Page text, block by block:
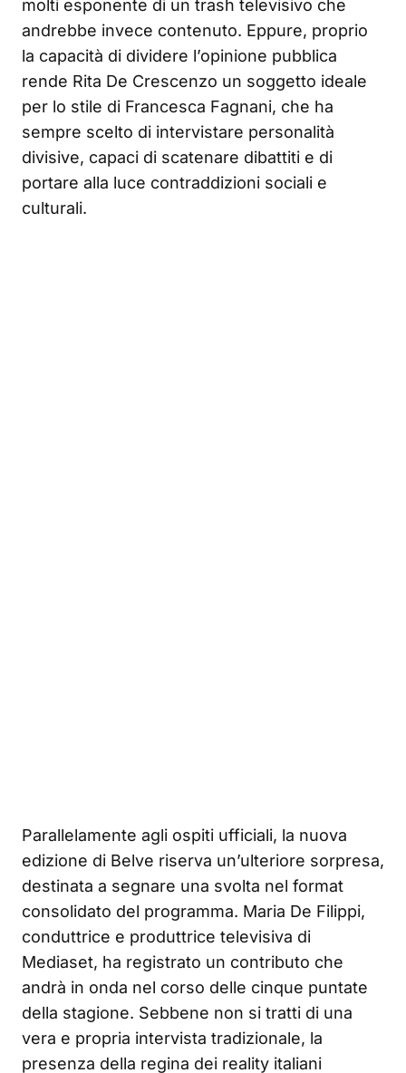
molti esponente di un trash televisivo che
andrebbe invece contenuto. Eppure, proprio
la capacità di dividere l’opinione pubblica
rende Rita De Crescenzo un soggetto ideale
per lo stile di Francesca Fagnani, che ha
sempre scelto di intervistare personalità
divisive, capaci di scatenare dibattiti e di
portare alla luce contraddizioni sociali e
culturali.
Parallelamente agli ospiti ufficiali, la nuova
edizione di Belve riserva un’ulteriore sorpresa,
destinata a segnare una svolta nel format
consolidato del programma. Maria De Filippi,
conduttrice e produttrice televisiva di
Mediaset, ha registrato un contributo che
andrà in onda nel corso delle cinque puntate
della stagione. Sebbene non si tratti di una
vera e propria intervista tradizionale, la
presenza della regina dei reality italiani